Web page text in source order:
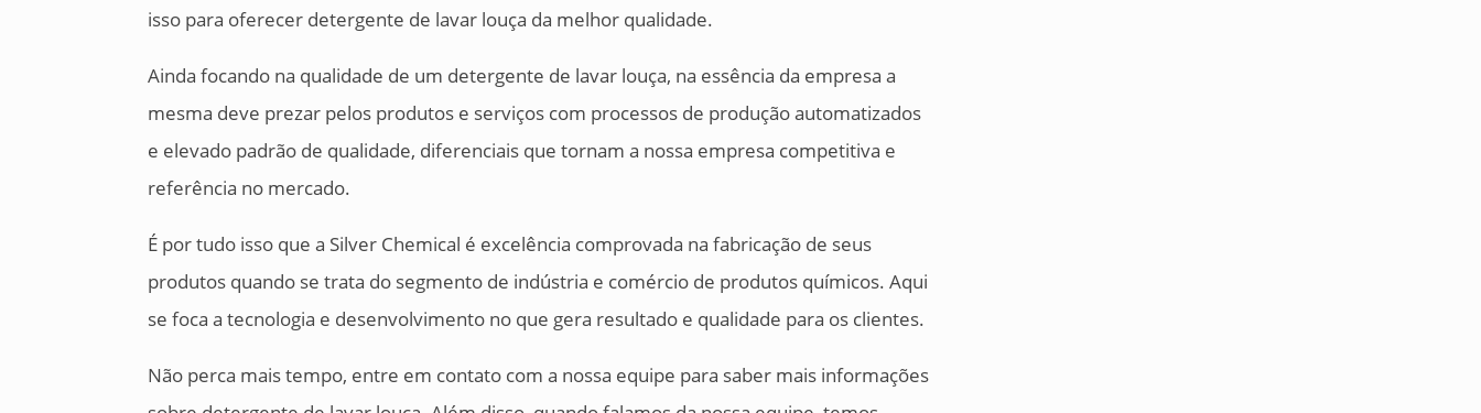
isso para oferecer detergente de lavar louça da melhor qualidade.
Ainda focando na qualidade de um detergente de lavar louça, na essência da empresa a
mesma deve prezar pelos produtos e serviços com processos de produção automatizados
e elevado padrão de qualidade, diferenciais que tornam a nossa empresa competitiva e
referência no mercado.
É por tudo isso que a Silver Chemical é excelência comprovada na fabricação de seus
produtos quando se trata do segmento de indústria e comércio de produtos químicos. Aqui
se foca a tecnologia e desenvolvimento no que gera resultado e qualidade para os clientes.
Não perca mais tempo, entre em contato com a nossa equipe para saber mais informações